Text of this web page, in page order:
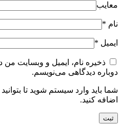
معایب
نام *
ایمیل *
ذخیره نام، ایمیل و وبسایت
دوباره دیدگاهی می‌نویسم.
شما باید وارد سیستم شوید تا
اضافه کنید.